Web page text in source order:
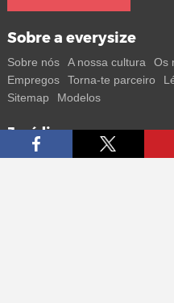
Sobre a everysize
Sobre nós A nossa cultura Os
Empregos
Torna-te parceiro
Sitemap
Modelos
Jurídico
Termos Privacidade